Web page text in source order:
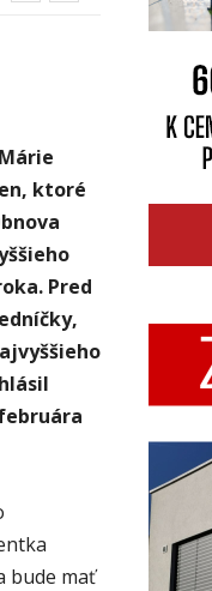
ktoré
Pred
bude mať